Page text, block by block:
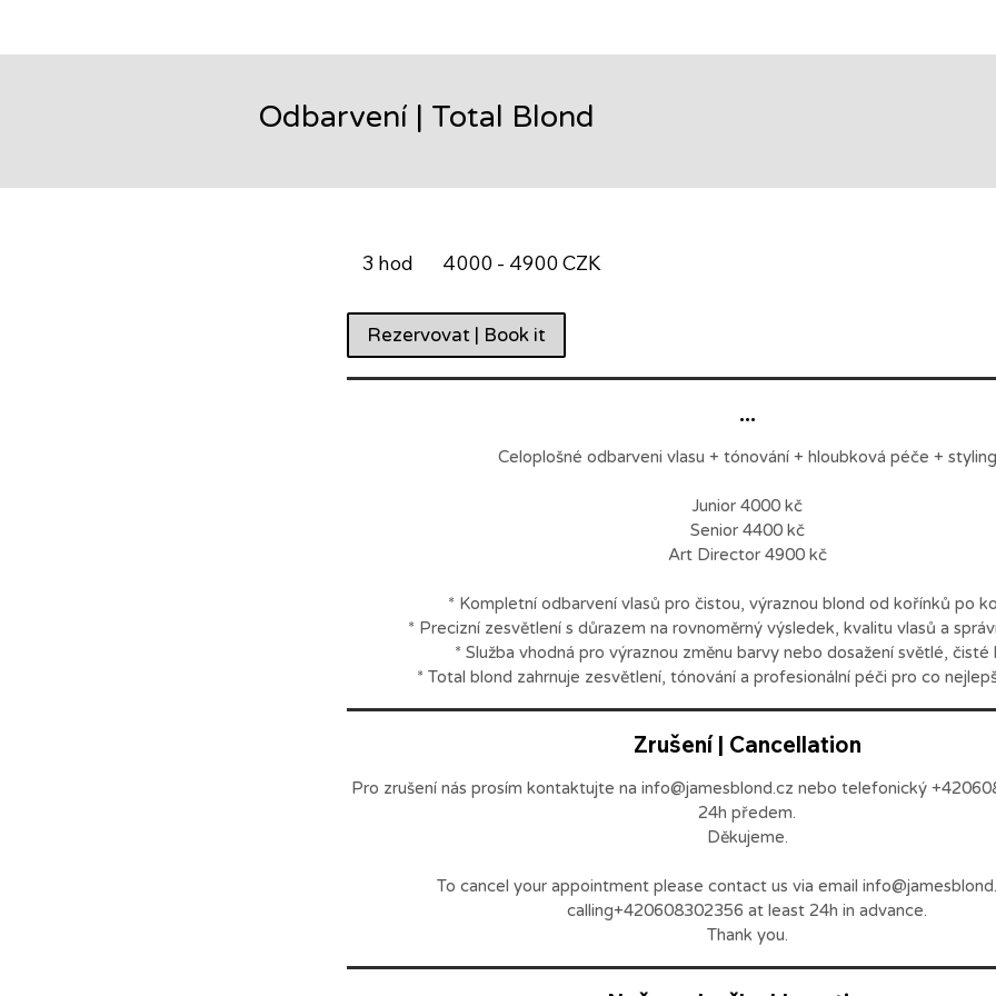
Odbarvení | Total Blond
3 hod
o
d
49004000 - 4900 CZK
Rezervovat | Book it
...
Celoplošné odbarveni vlasu + tónování + hloubková péče + styling
Junior 4000 kč
Senior 4400 kč
Art Director 4900 kč
* Kompletní odbarvení vlasů pro čistou, výraznou blond od kořínků po
* Precizní zesvětlení s důrazem na rovnoměrný výsledek, kvalitu vlasů a
* Služba vhodná pro výraznou změnu barvy nebo dosažení světlé, čisté
Zrušení | Cancellation
Pro zrušení nás prosím kontaktujte na info@jamesblond.cz nebo telefonický
24h předem.
Děkujeme.
To cancel your appointment please contact us via email
calling+420608302356 at least 24h in advance.
Thank you.